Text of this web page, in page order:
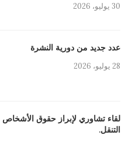
30 يوليو، 2026
عدد جديد من دورية النشرة
28 يوليو، 2026
لقاء تشاوري لإبراز حقوق
التنقل.